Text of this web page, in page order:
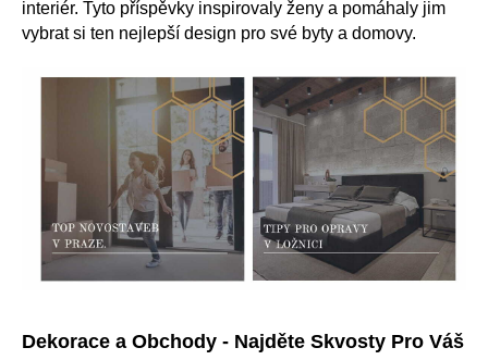
interiér. Tyto příspěvky inspirovaly ženy a pomáhaly jim
vybrat si ten nejlepší design pro své byty a domovy.
Dekorace a Obchody - Najděte Skvosty Pro Váš